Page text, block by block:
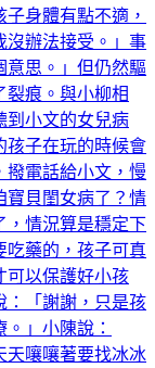
身體有點不適，
沒辦法接受。」事
意思。」但仍然驅
裂痕。與小柳相
到小文的女兒病
孩子在玩的時候會
撥電話給小文，慢
寶貝閨女病了？情
，情況算是穩定下
吃藥的，孩子可真
可以保護好小孩
：「謝謝，只是孩
」小陳說：
天嚷嚷著要找冰冰